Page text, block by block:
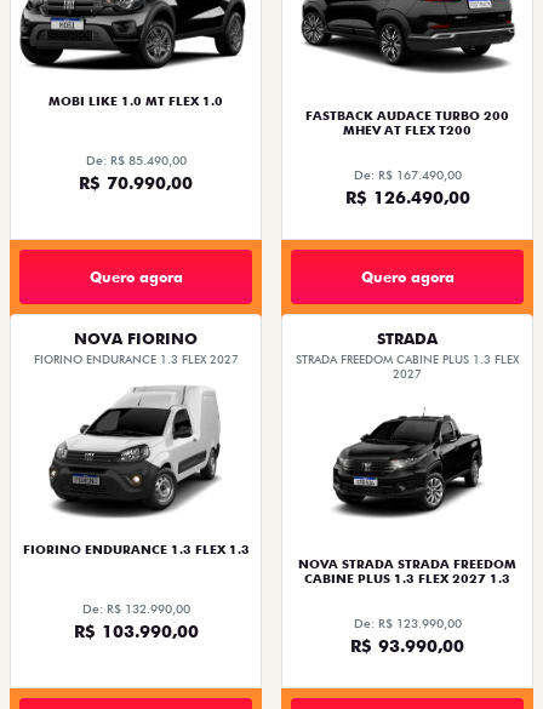
MOBI LIKE 1.0 MT FLEX 1.0
De: R$ 85.490,00
R$ 70.990,00
Quero agora
FASTBACK AUDACE TURBO 200
MHEV AT FLEX T200
De: R$ 167.490,00
R$ 126.490,00
Quero agora
NOVA FIORINO
FIORINO ENDURANCE 1.3 FLEX 2027
FIORINO ENDURANCE 1.3 FLEX 1.3
De: R$ 132.990,00
R$ 103.990,00
STRADA
STRADA FREEDOM CABINE PLUS 1.3 FLEX
2027
NOVA STRADA STRADA FREEDOM
CABINE PLUS 1.3 FLEX 2027 1.3
De: R$ 123.990,00
R$ 93.990,00